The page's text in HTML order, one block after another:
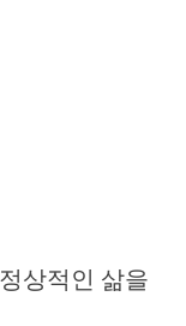
상적인 삶을